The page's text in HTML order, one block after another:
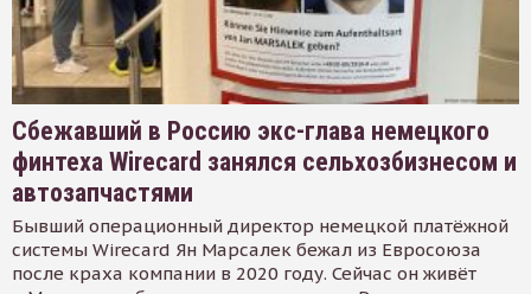
Сбежавший в Россию экс-глава немецкого
финтеха Wirecard занялся сельхозбизнесом и
автозапчастями
Бывший операционный директор немецкой платёжной
системы Wirecard Ян Марсалек бежал из Евросоюза
после краха компании в 2020 году. Сейчас он живёт